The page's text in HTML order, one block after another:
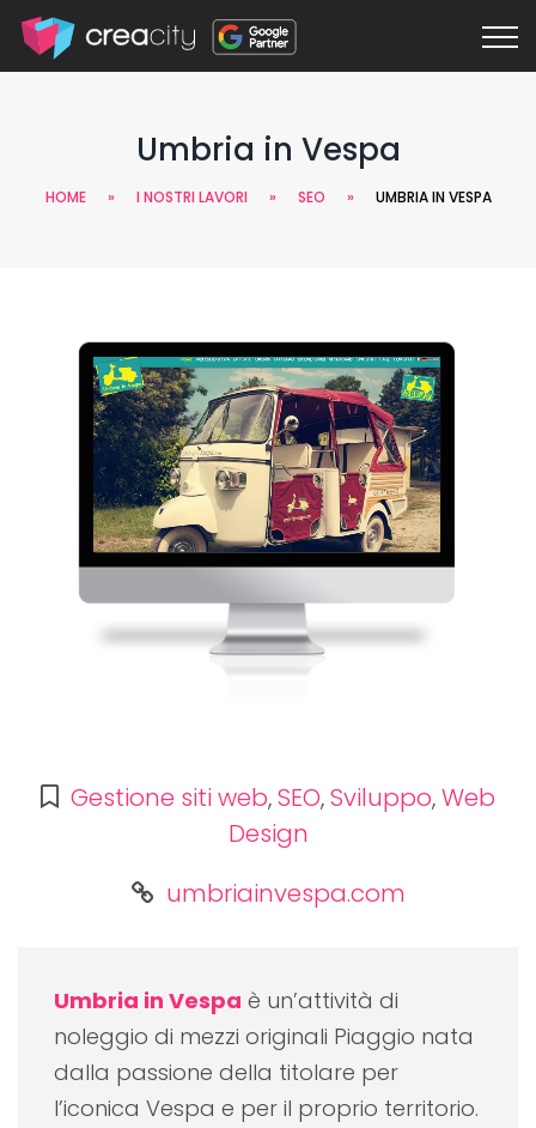
Umbria in Vespa
HOME » I NOSTRI LAVORI » SEO » UMBRIA IN VESPA
Gestione siti web,SEO,Sviluppo,Web
Design
umbriainvespa.com
Umbria in Vespa è un’attività di
noleggio di mezzi originali Piaggio nata
dalla passione della titolare per
l’iconica Vespa e per il proprio territorio.